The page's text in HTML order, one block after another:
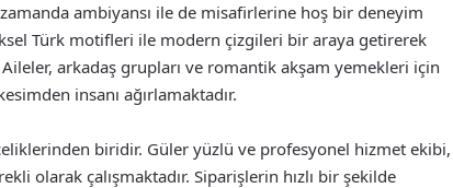
ambiyansı ile de misafirlerine hoş bir deneyim
Türk motifleri ile modern çizgileri bir araya getirerek
arkadaş grupları ve romantik akşam yemekleri için
insanı ağırlamaktadır.
biridir. Güler yüzlü ve profesyonel hizmet ekibi,
olarak çalışmaktadır. Siparişlerin hızlı bir şekilde